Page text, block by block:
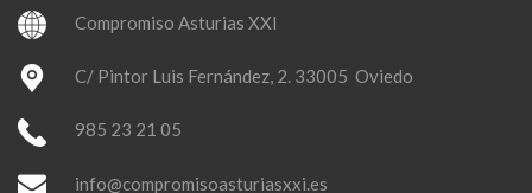
Compromiso Asturias XXI
C/ Pintor Luis Fernández, 2. 33005 Oviedo
985 23 21 05
info@compromisoasturiasxxi.es